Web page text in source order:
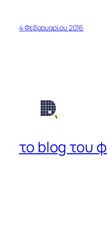
4 Φεβρουαρίου 2016
το blog του